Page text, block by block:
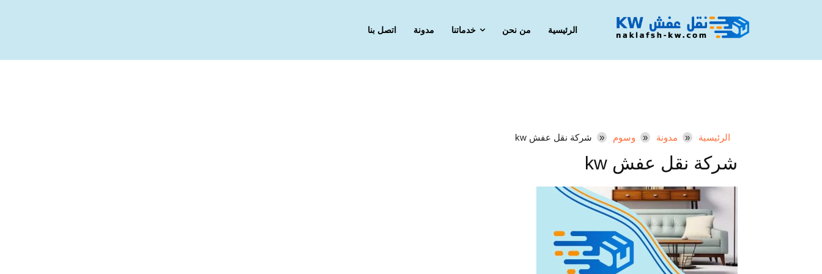
الرئيسية من نحن خدماتنا مدونة اتصل بنا
الرئيسية مدونة وسوم شركة نقل عفش kw
شركة نقل عفش kw